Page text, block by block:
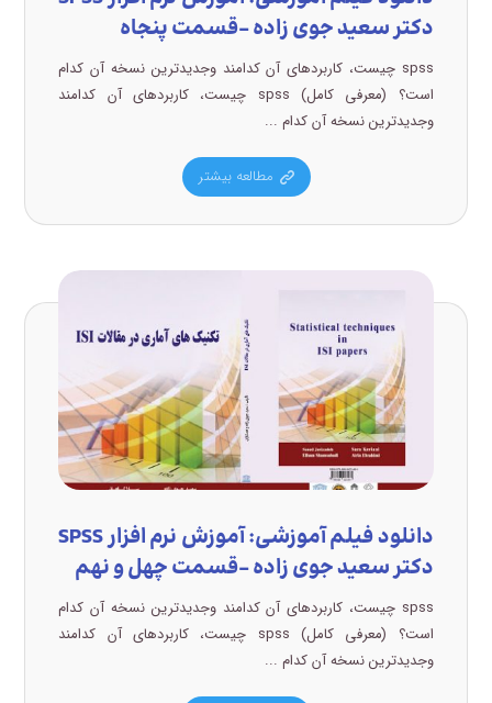
دکتر سعید جوی زاده –قسمت پنجاه
spss چیست، کاربردهای آن کدامند وجدیدترین نسخه آن کدام
است؟ (معرفی کامل) spss چیست، کاربردهای آن کدامند
وجدیدترین نسخه آن کدام ...
مطالعه بیشتر
دانلود فیلم آموزشی: آموزش نرم افزار SPSS
دکتر سعید جوی زاده –قسمت چهل و نهم
spss چیست، کاربردهای آن کدامند وجدیدترین نسخه آن کدام
است؟ (معرفی کامل) spss چیست، کاربردهای آن کدامند
وجدیدترین نسخه آن کدام ...